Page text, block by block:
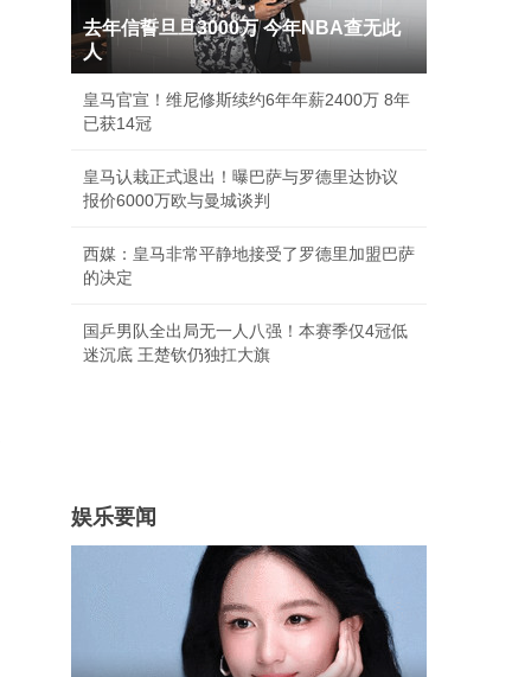
去年信誓旦旦3000万 今年NBA查无此
人
皇马官宣！维尼修斯续约6年年薪2400万 8年
已获14冠
皇马认栽正式退出！曝巴萨与罗德里达协议
报价6000万欧与曼城谈判
西媒：皇马非常平静地接受了罗德里加盟巴萨
的决定
国乒男队全出局无一人八强！本赛季仅4冠低
迷沉底 王楚钦仍独扛大旗
娱乐要闻